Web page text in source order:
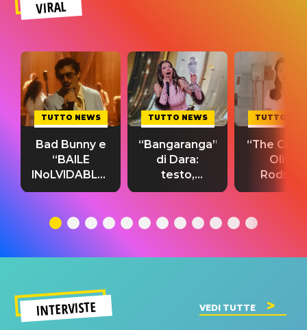
VIRAL
TUTTO NEWS
Bad Bunny e
“BAILE
INoLVIDABLE”:
testo,
significato
TUTTO NEWS
“Bangaranga”
di Dara:
testo,
traduzione e
del singolo
TUTTO
“The
Olivia
testo,
INTERVISTE VEDI TUTTE